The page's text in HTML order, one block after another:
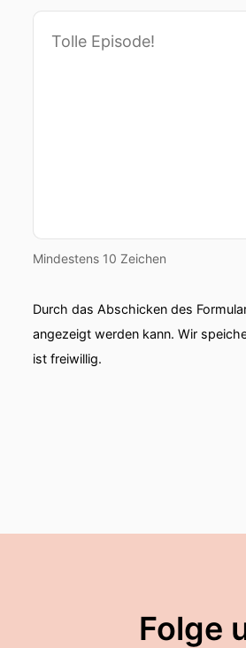
Mindestens 10 Zeichen
Durch das Abschicken des
angezeigt werden kann. Wir
ist freiwillig.
Folge